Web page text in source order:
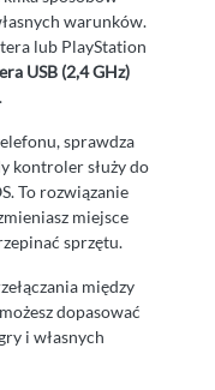
warunków.
lub PlayStation
USB (2,4 GHz)
sprawdza
kontroler służy do
To rozwiązanie
miejsce
sprzętu.
między
dopasować
i własnych